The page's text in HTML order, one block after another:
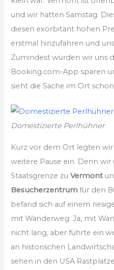
und wir hatten Samstag.
diesen exorbitant hohen
erstmal hinzufahren und
Zumindest würden wir uns
Booking.com-App sparen
sieht die Sache im Ort
Domestizierte Perlhühner
Kurz vor dem Ort legten
weitere Pause ein. Denn
Staatsgrenze zuVermont
Besucherzentrumfür den
befand sich auf einem
mit Wanderweg. Ja, mit
nicht lang, aber führte ein
an historischen
sehen in den USA